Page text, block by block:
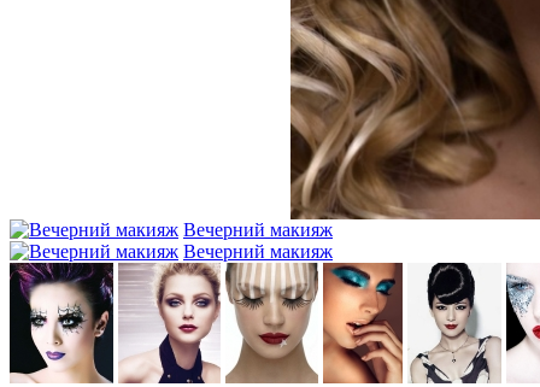
Вечерний макияж
Вечерний макияж